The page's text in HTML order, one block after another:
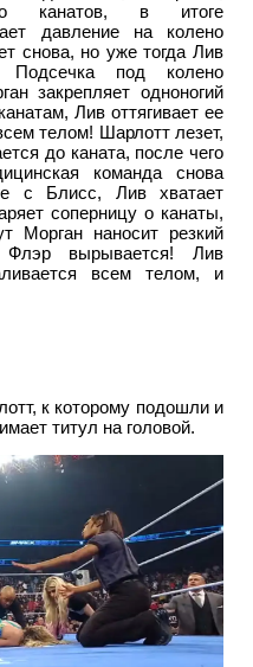
канатов, в итоге
давление на колено
снова, но уже тогда Лив
Подсечка под колено
закрепляет одноногий
Лив оттягивает ее
телом! Шарлотт лезет,
до каната, после чего
команда снова
с Блисс, Лив хватает
соперницу о канаты,
Морган наносит резкий
вырывается! Лив
всем телом, и
к которому подошли и
титул на головой.